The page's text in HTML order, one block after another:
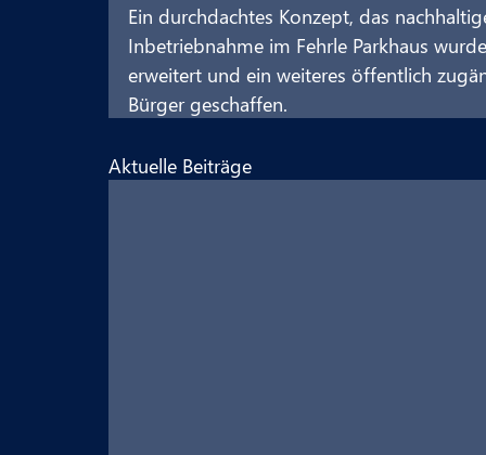
Ein durchdachtes Konzept, das
Inbetriebnahme im Fehrle Parkhaus
erweitert und ein weiteres öffentlich
Bürger geschaffen.
Aktuelle Beiträge